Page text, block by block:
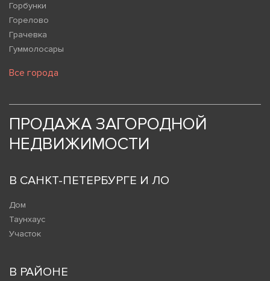
Горбунки
Горелово
Грачевка
Гуммолосары
Все города
ПРОДАЖА ЗАГОРОДНОЙ
НЕДВИЖИМОСТИ
В САНКТ-ПЕТЕРБУРГЕ И ЛО
Дом
Таунхаус
Участок
В РАЙОНЕ